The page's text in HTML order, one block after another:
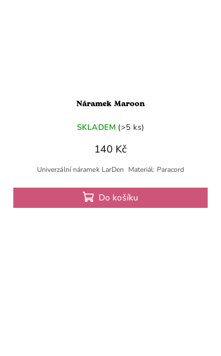
Náramek Maroon
SKLADEM (>5 ks)
140 Kč
Do košíku
Univerzální náramek LarDen Materiál: Paracord